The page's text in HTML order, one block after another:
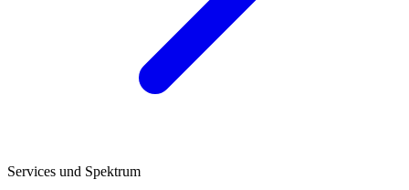
Services und Spektrum